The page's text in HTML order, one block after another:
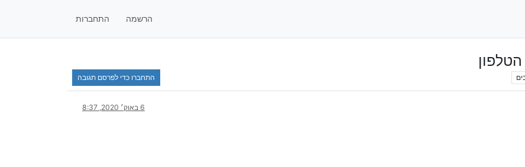
הרשמה התחברות
התחברו כדי לפרסם תגובה
6 באוק׳ 2020, 8:37